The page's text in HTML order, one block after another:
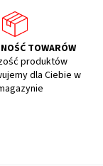
TOWARÓW
produktów
dla Ciebie w